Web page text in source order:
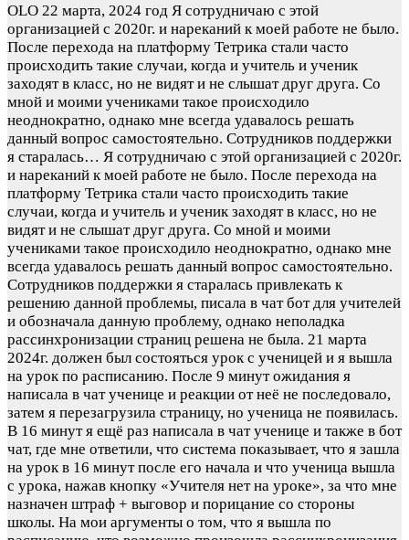
OLO 22 марта, 2024 год Я сотрудничаю с этой
организацией с 2020г. и нареканий к моей работе не было.
После перехода на платформу Тетрика стали часто
происходить такие случаи, когда и учитель и ученик
заходят в класс, но не видят и не слышат друг друга. Со
мной и моими учениками такое происходило
неоднократно, однако мне всегда удавалось решать
данный вопрос самостоятельно. Сотрудников поддержки
я старалась… Я сотрудничаю с этой организацией с 2020г.
и нареканий к моей работе не было. После перехода на
платформу Тетрика стали часто происходить такие
случаи, когда и учитель и ученик заходят в класс, но не
видят и не слышат друг друга. Со мной и моими
учениками такое происходило неоднократно, однако мне
всегда удавалось решать данный вопрос самостоятельно.
Сотрудников поддержки я старалась привлекать к
решению данной проблемы, писала в чат бот для учителей
и обозначала данную проблему, однако неполадка
рассинхронизации страниц решена не была. 21 марта
2024г. должен был состояться урок с ученицей и я вышла
на урок по расписанию. После 9 минут ожидания я
написала в чат ученице и реакции от неё не последовало,
затем я перезагрузила страницу, но ученица не появилась.
В 16 минут я ещё раз написала в чат ученице и также в бот
чат, где мне ответили, что система показывает, что я зашла
на урок в 16 минут после его начала и что ученица вышла
с урока, нажав кнопку «Учителя нет на уроке», за что мне
назначен штраф + выговор и порицание со стороны
школы. На мои аргументы о том, что я вышла по